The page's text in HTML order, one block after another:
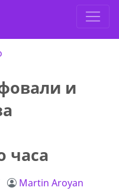
и
часа
Martin Aroyan